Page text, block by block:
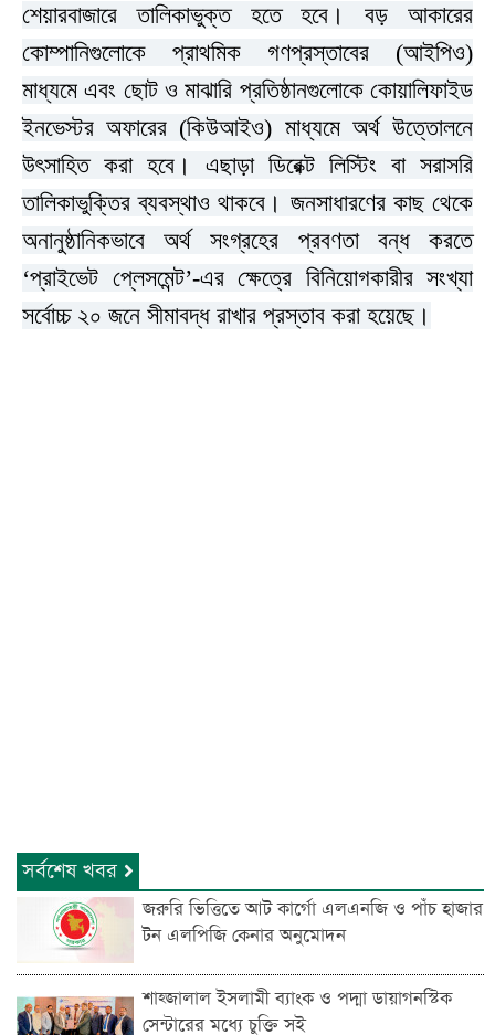
শেয়ারবাজারে তালিকাভুক্ত হতে হবে। বড় আকারের
কোম্পানিগুলোকে প্রাথমিক গণপ্রস্তাবের (আইপিও)
মাধ্যমে এবং ছোট ও মাঝারি প্রতিষ্ঠানগুলোকে কোয়ালিফাইড
ইনভেস্টর অফারের (কিউআইও) মাধ্যমে অর্থ উত্তোলনে
উৎসাহিত করা হবে। এছাড়া ডিরেক্ট লিস্টিং বা সরাসরি
তালিকাভুক্তির ব্যবস্থাও থাকবে। জনসাধারণের কাছ থেকে
অনানুষ্ঠানিকভাবে অর্থ সংগ্রহের প্রবণতা বন্ধ করতে
‘প্রাইভেট প্লেসমেন্ট’-এর ক্ষেত্রে বিনিয়োগকারীর সংখ্যা
সর্বোচ্চ ২০ জনে সীমাবদ্ধ রাখার প্রস্তাব করা হয়েছে।
সর্বশেষ খবর
জরুরি ভিত্তিতে আট কার্গো এলএনজি ও পাঁচ হাজার
টন এলপিজি কেনার অনুমোদন
শাহ্জালাল ইসলামী ব্যাংক ও পদ্মা ডায়াগনস্টিক
সেন্টারের মধ্যে চুক্তি সই